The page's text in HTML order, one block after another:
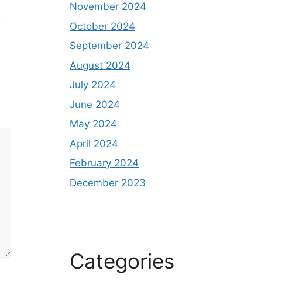
November 2024
October 2024
September 2024
August 2024
July 2024
June 2024
May 2024
April 2024
February 2024
December 2023
Categories